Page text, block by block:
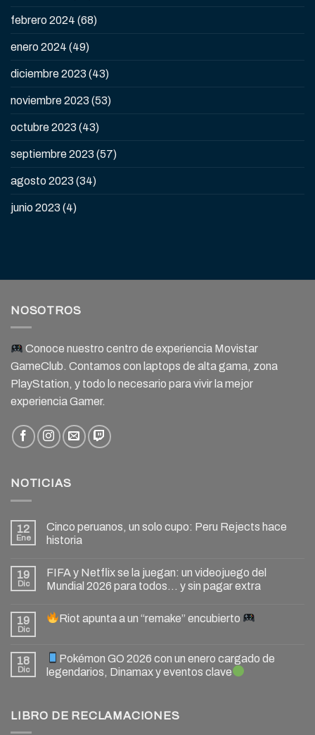
febrero 2024 (68)
enero 2024 (49)
diciembre 2023 (43)
noviembre 2023 (53)
octubre 2023 (43)
septiembre 2023 (57)
agosto 2023 (34)
junio 2023 (4)
NOSOTROS
Conoce nuestro centro de experiencia Movistar
GameClub. Contamos con laptops de alta gama, zona
PlayStation, y todo lo necesario para vivir la mejor
experiencia Gamer.
NOTICIAS
12
Ene
Cinco peruanos, un solo cupo: Peru Rejects hace
historia
19
Dic
FIFA y Netflix se la juegan: un videojuego del
Mundial 2026 para todos… y sin pagar extra
19
Dic
Riot apunta a un “remake” encubierto
18
Dic
Pokémon GO 2026 con un enero cargado de
legendarios, Dinamax y eventos clave
LIBRO DE RECLAMACIONES